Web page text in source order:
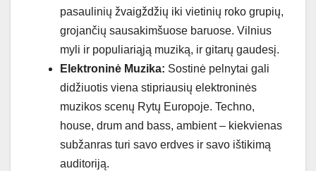
pasaulinių žvaigždžių iki vietinių roko grupių,
grojančių sausakimšuose baruose. Vilnius
myli ir populiariąją muziką, ir gitarų gaudesį.
Elektroninė Muzika: Sostinė pelnytai gali
didžiuotis viena stipriausių elektroninės
muzikos scenų Rytų Europoje. Techno,
house, drum and bass, ambient – kiekvienas
subžanras turi savo erdves ir savo ištikimą
auditoriją.